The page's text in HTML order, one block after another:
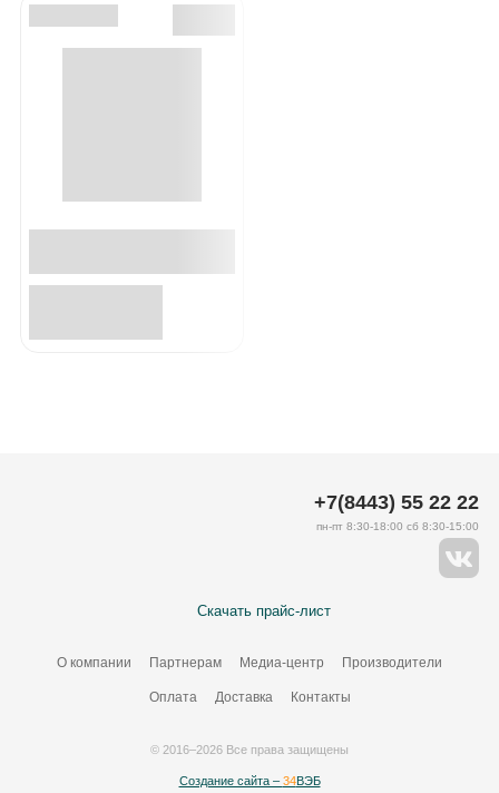
Скачать прайс-лист
О компании Партнерам Медиа-центр Производители
Оплата Доставка Контакты
+7(8443) 55 22 22
пн-пт 8:30-18:00 сб 8:30-15:00
© 2016–2026 Все права защищены
Создание сайта – 34ВЭБ